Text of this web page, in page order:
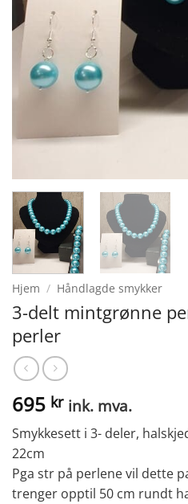
Hjem / Håndlagde smykker
3-delt mintgrønne
perler
695 kr ink. mva.
Smykkesett i 3- deler,
22cm
Pga str på perlene vil dette
trenger opptil 50 cm rundt